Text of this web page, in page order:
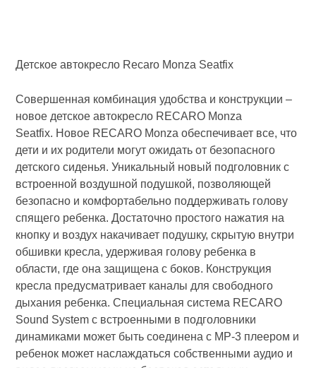
Детское автокресло Recaro Monza Seatfix
Совершенная комбинация удобства и конструкции –
новое детское автокресло RECARO Monza
Seatfix. Новое RECARO Monza обеспечивает все, что
дети и их родители могут ожидать от безопасного
детского сиденья. Уникальный новый подголовник с
встроенной воздушной подушкой, позволяющей
безопасно и комфортабельно поддерживать голову
спящего ребенка. Достаточно простого нажатия на
кнопку и воздух накачивает подушку, скрытую внутри
обшивки кресла, удерживая голову ребенка в
области, где она защищена с боков. Конструкция
кресла предусматривает каналы для свободного
дыхания ребенка. Специальная система RECARO
Sound System с встроенными в подголовники
динамиками может быть соединена с МР-3 плеером и
ребенок может наслаждаться собственными аудио и